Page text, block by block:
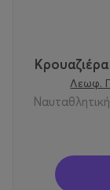
and swim and
on our luxury
sunset, where
beats of a
transform into
atmosphere of
drinks and wine
Λεωφ.